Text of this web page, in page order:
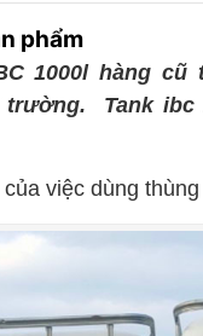
phẩm
1000l hàng cũ
trường. Tank ibc
việc dùng thùng